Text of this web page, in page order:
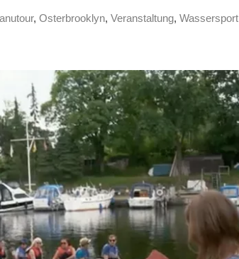
, Osterbrooklyn, Veranstaltung, Wassersport